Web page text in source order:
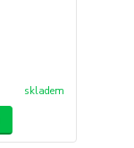
skladem